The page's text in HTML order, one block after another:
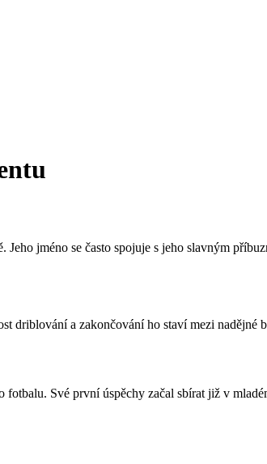
jméno se často spojuje s jeho slavným
driblování a zakončování ho staví mezi nadějné
Své první úspěchy začal sbírat již v